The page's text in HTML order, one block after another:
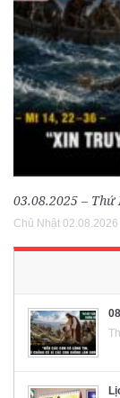
03.08.2025 –
Chủ Nhật 02.08.2026